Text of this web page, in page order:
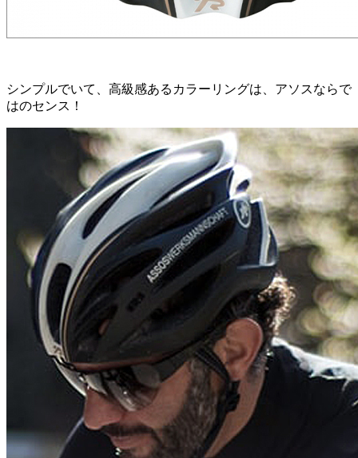
シンプルでいて、高級感あるカラーリングは、アソスならで
はのセンス！